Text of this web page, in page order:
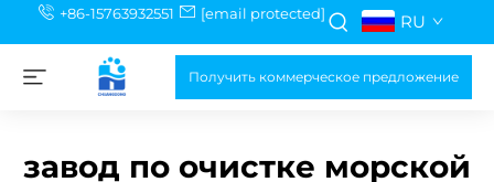
+86-15763932551 [email protected] RU
Получить коммерческое предложение
завод по очистке морской